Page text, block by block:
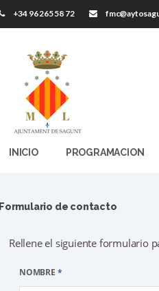
+34 96 265 58 72
INICIO PROGRAMACION
Formulario de contacto
Rellene el siguiente formulario
NOMBRE *